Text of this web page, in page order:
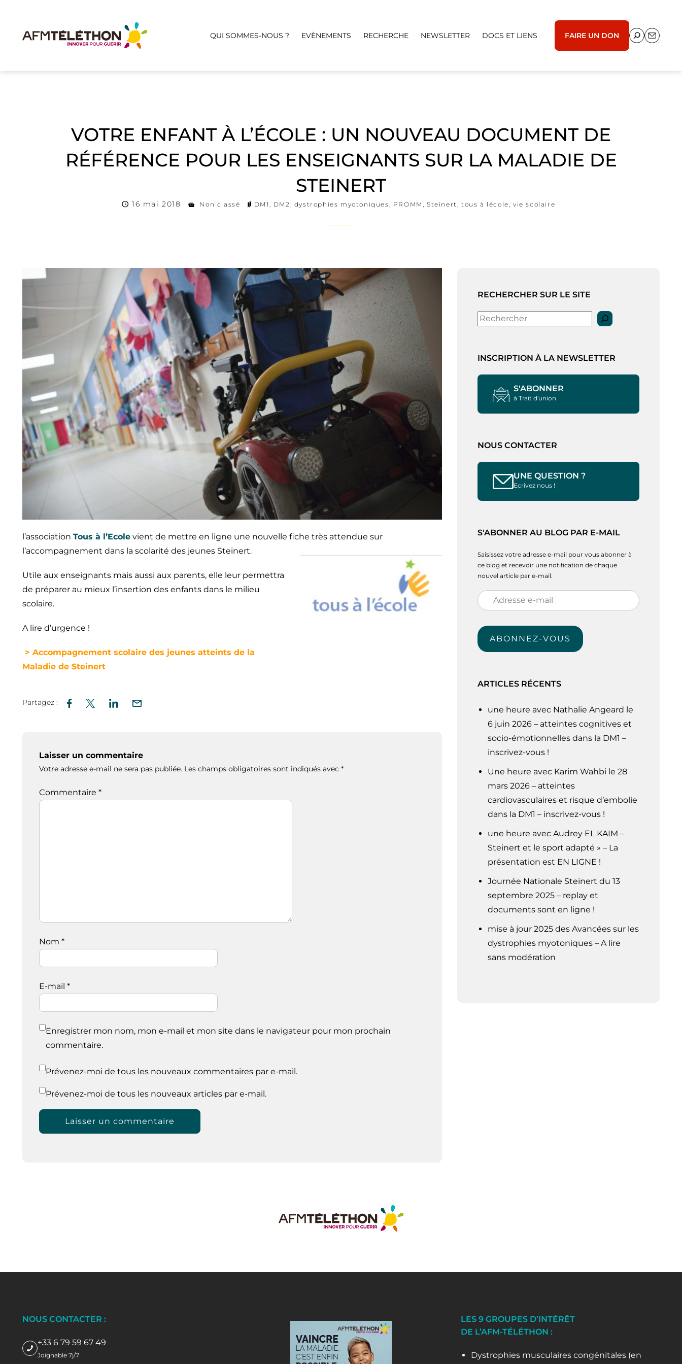
QUI SOMMES-NOUS ? EVÈNEMENTS RECHERCHE NEWSLETTER DOCS ET LIENS FAIRE UN DON
VOTRE ENFANT À L’ÉCOLE : UN NOUVEAU DOCUMENT DE
RÉFÉRENCE POUR LES ENSEIGNANTS SUR LA MALADIE DE
STEINERT
16 mai 2018 Non classé DM1 , DM2, dystrophies myotoniques, PROMM , Steinert, tous à lécole, vie scolaire
l’association Tous à l’Ecole vient de mettre en ligne une nouvelle fiche très attendue sur
l’accompagnement dans la scolarité des jeunes Steinert.
Utile aux enseignants mais aussi aux parents, elle leur permettra
de préparer au mieux l’insertion des enfants dans le milieu
scolaire.
A lire d’urgence !
> Accompagnement scolaire des jeunes atteints de la
Maladie de Steinert
Partagez :
Laisser un commentaire
Votre adresse e-mail ne sera pas publiée. Les champs obligatoires sont indiqués avec *
Commentaire *
Nom *
E-mail *
Enregistrer mon nom, mon e-mail et mon site dans le navigateur pour mon prochain
commentaire.
Prévenez-moi de tous les nouveaux commentaires par e-mail.
Prévenez-moi de tous les nouveaux articles par e-mail.
RECHERCHER SUR LE SITE
Rechercher
INSCRIPTION À LA NEWSLETTER
S'ABONNER
à Trait d'union
NOUS CONTACTER
UNE QUESTION ?
Ecrivez nous !
S'ABONNER AU BLOG PAR E-MAIL
Saisissez votre adresse e-mail pour vous abonner à
ce blog et recevoir une notification de chaque
nouvel article par e-mail.
Adresse
e-
mail
ABONNEZ-VOUS
ARTICLES RÉCENTS
une heure avec Nathalie Angeard le
6 juin 2026 – atteintes cognitives et
socio-émotionnelles dans la DM1 –
inscrivez-vous !
Une heure avec Karim Wahbi le 28
mars 2026 – atteintes
cardiovasculaires et risque d’embolie
dans la DM1 – inscrivez-vous !
une heure avec Audrey EL KAIM –
Steinert et le sport adapté » – La
présentation est EN LIGNE !
Journée Nationale Steinert du 13
septembre 2025 – replay et
documents sont en ligne !
mise à jour 2025 des Avancées sur les
dystrophies myotoniques – A lire
sans modération
NOUS CONTACTER :
+33 6 79 59 67 49
Joignable 7j/7
LES 9 GROUPES D’INTÉRÊT
DE L’AFM-TÉLÉTHON :
Dystrophies musculaires congénitales (en